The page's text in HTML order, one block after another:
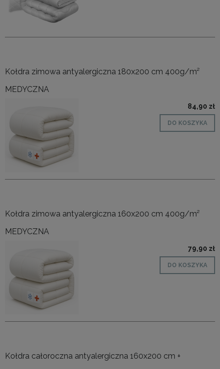
Kołdra zimowa antyalergiczna 180x200 cm 400g/m²
MEDYCZNA
84,90 zł
DO KOSZYKA
Kołdra zimowa antyalergiczna 160x200 cm 400g/m²
MEDYCZNA
79,90 zł
DO KOSZYKA
Kołdra całoroczna antyalergiczna 160x200 cm +